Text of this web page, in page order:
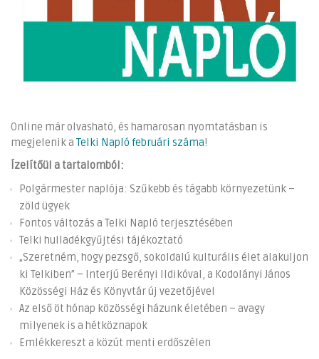
Online már olvasható, és hamarosan nyomtatásban is
megjelenik a Telki Napló februári száma!
Ízelítőül a tartalomból:
Polgármester naplója: Szűkebb és tágabb környezetünk –
zöld ügyek
Fontos változás a Telki Napló terjesztésében
Telki hulladékgyűjtési tájékoztató
„Szeretném, hogy pezsgő, sokoldalú kulturális élet alakuljon
ki Telkiben” – Interjú Berényi Ildikóval, a Kodolányi János
Közösségi Ház és Könyvtár új vezetőjével
Az első öt hónap közösségi házunk életében – avagy
milyenek is a hétköznapok
Emlékkereszt a közút menti erdőszélen